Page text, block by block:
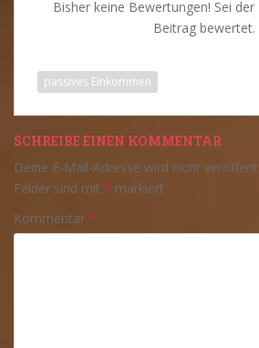
Bisher keine Bewertungen! Sei der
Beitrag bewertet.
passives Einkommen
SCHREIBE EINEN KOMMENTAR
Deine E-Mail-Adresse wird nicht
Felder sind mit * markiert
Kommentar *